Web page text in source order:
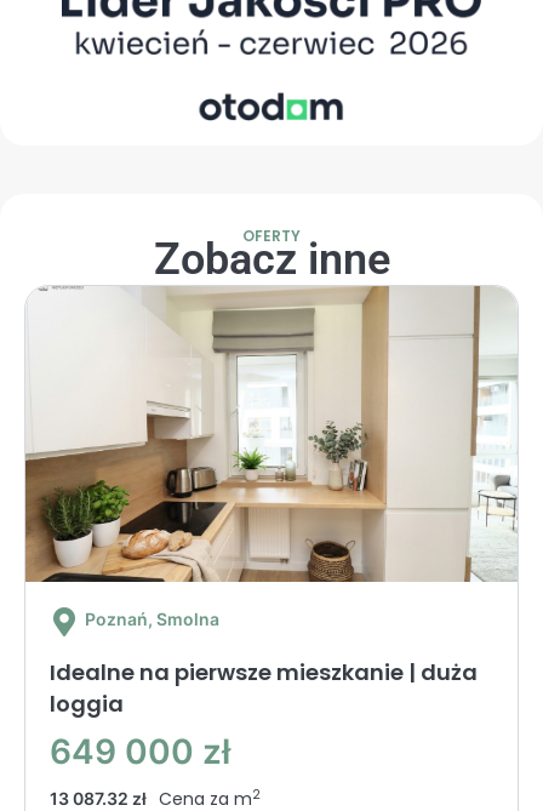
OFERTY
Zobacz inne
Poznań, Smolna
Idealne na pierwsze mieszkanie | duża
loggia
649 000 zł
13 087.32 zł Cena za m2
Strona
Strona
StronaStrona